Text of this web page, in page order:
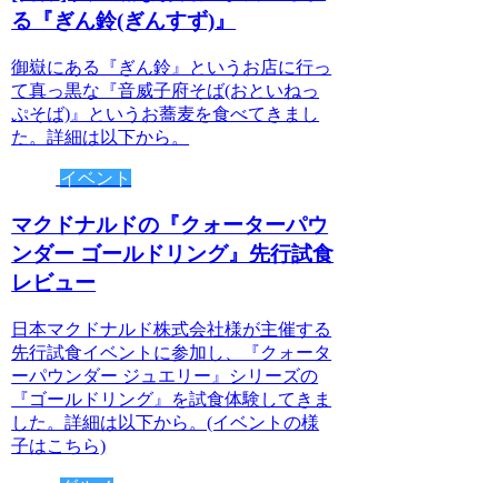
る『ぎん鈴(ぎんすず)』
御嶽にある『ぎん鈴』というお店に行っ
て真っ黒な『音威子府そば(おといねっ
ぷそば)』というお蕎麦を食べてきまし
た。詳細は以下から。
イベント
マクドナルドの『クォーターパウ
ンダー ゴールドリング』先行試食
レビュー
日本マクドナルド株式会社様が主催する
先行試食イベントに参加し、『クォータ
ーパウンダー ジュエリー』シリーズの
『ゴールドリング』を試食体験してきま
した。詳細は以下から。(イベントの様
子はこちら)